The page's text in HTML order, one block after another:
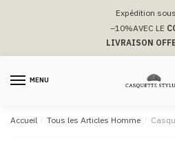
navigation
Expédition
–10%AVEC LE
LIVRAISON
MENU
Accueil / Tous les Articles Homme /